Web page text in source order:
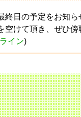
終日の予定をお知ら
空けて頂き、ぜひ傍
イン)